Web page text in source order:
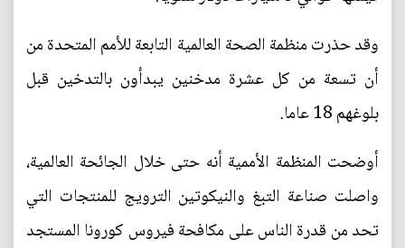
وقد حذرت منظمة الصحة العالمية التابعة للأمم المتحدة من
أن تسعة من كل عشرة مدخنين يبدأون بالتدخين قبل
بلوغهم 18 عاما.
أوضحت المنظمة الأممية أنه حتى خلال الجائحة العالمية،
واصلت صناعة التبغ والنيكوتين الترويج للمنتجات التي
تحد من قدرة الناس على مكافحة فيروس كورونا المستجد